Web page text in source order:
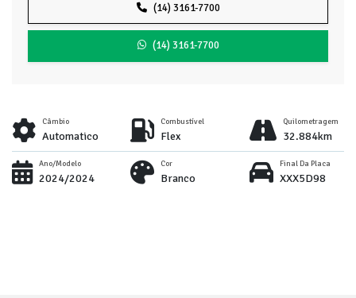
(14) 3161-7700
(14) 3161-7700
Câmbio
Automatico
Combustível
Flex
Quilometragem
32.884km
Ano/Modelo
2024/2024
Cor
Branco
Final Da Placa
XXX5D98